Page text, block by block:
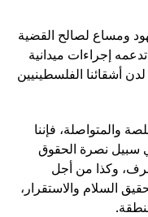
ومساع لصالح القضية
إجراءات ميدانية
أشقائنا الفلسطينيين
والمتواصلة، فإننا
سبيل نصرة الحقوق
وكذا من أجل
السلام والاستقرار،